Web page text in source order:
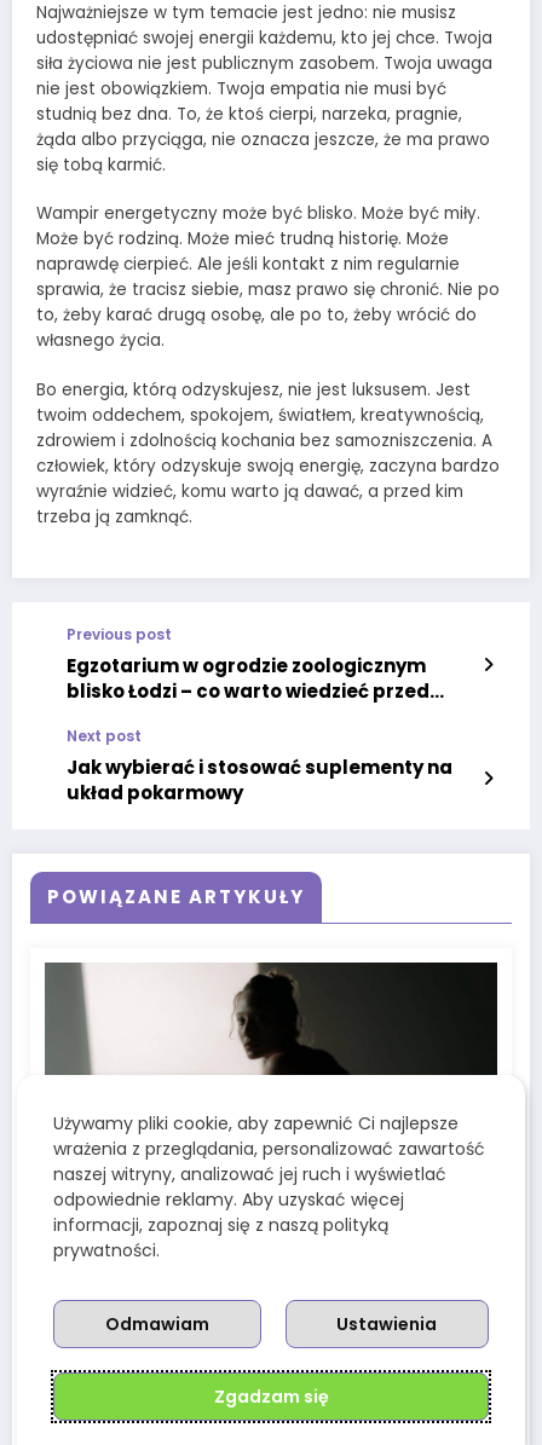
Najważniejsze w tym temacie jest jedno: nie musisz
udostępniać swojej energii każdemu, kto jej chce. Twoja
siła życiowa nie jest publicznym zasobem. Twoja uwaga
nie jest obowiązkiem. Twoja empatia nie musi być
studnią bez dna. To, że ktoś cierpi, narzeka, pragnie,
żąda albo przyciąga, nie oznacza jeszcze, że ma prawo
się tobą karmić.
Wampir energetyczny może być blisko. Może być miły.
Może być rodziną. Może mieć trudną historię. Może
naprawdę cierpieć. Ale jeśli kontakt z nim regularnie
sprawia, że tracisz siebie, masz prawo się chronić. Nie po
to, żeby karać drugą osobę, ale po to, żeby wrócić do
własnego życia.
Bo energia, którą odzyskujesz, nie jest luksusem. Jest
twoim oddechem, spokojem, światłem, kreatywnością,
zdrowiem i zdolnością kochania bez samozniszczenia. A
człowiek, który odzyskuje swoją energię, zaczyna bardzo
wyraźnie widzieć, komu warto ją dawać, a przed kim
trzeba ją zamknąć.
Previous post
Egzotarium w ogrodzie zoologicznym
blisko Łodzi – co warto wiedzieć przed
Next post
Jak wybierać i stosować suplementy na
układ pokarmowy
POWIĄZANE ARTYKUŁY
Redakcja 0
Zdejmij „zbroję”, ubierz spokój.
Dlaczego Twój wieczorny strój ma
3 Lutego, 2026
Używamy pliki cookie, aby zapewnić Ci najlepsze
wrażenia z przeglądania, personalizować zawartość
naszej witryny, analizować jej ruch i wyświetlać
odpowiednie reklamy. Aby uzyskać więcej
informacji, zapoznaj się z naszą polityką
prywatności.
Zgadzam się
Ustawienia
Odmawiam